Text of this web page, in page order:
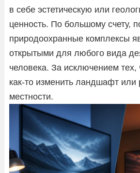
в себе эстетическую или
ценность. По большому счету,
природоохранные комплексы
открытыми для любого вида
человека. За исключением тех,
как-то изменить ландшафт
местности.